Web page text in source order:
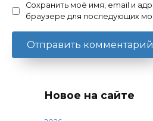
Сохранить моё имя, email и
браузере для последующих
Новое на сайте